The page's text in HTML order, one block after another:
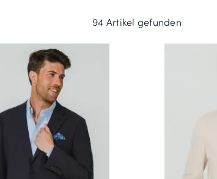
94 Artikel gefunden